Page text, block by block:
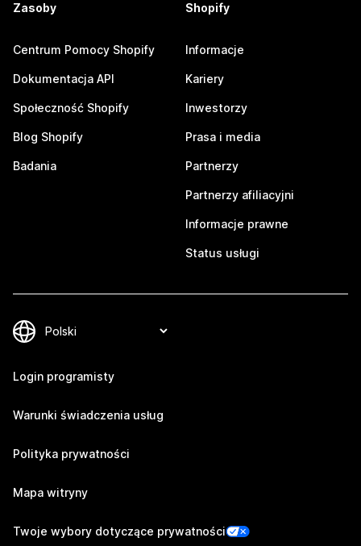
Zasoby
Centrum Pomocy Shopify
Dokumentacja API
Społeczność Shopify
Blog Shopify
Badania
Shopify
Informacje
Kariery
Inwestorzy
Prasa i media
Partnerzy
Partnerzy afiliacyjni
Informacje prawne
Status usługi
Login programisty
Warunki świadczenia usług
Polityka prywatności
Mapa witryny
Twoje wybory dotyczące prywatności